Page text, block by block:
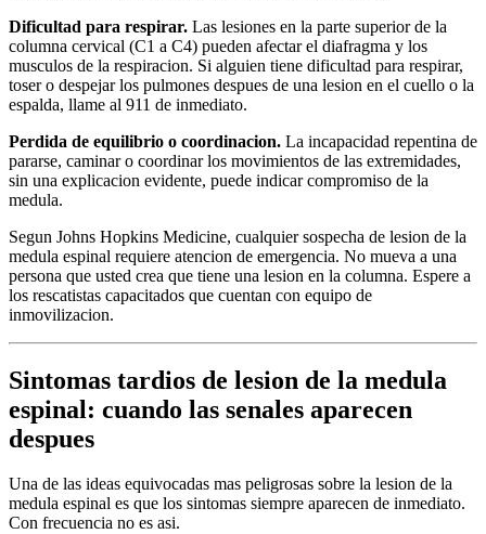
Dificultad para respirar. Las lesiones en la parte superior de la
columna cervical (C1 a C4) pueden afectar el diafragma y los
musculos de la respiracion. Si alguien tiene dificultad para respirar,
toser o despejar los pulmones despues de una lesion en el cuello o la
espalda, llame al 911 de inmediato.
Perdida de equilibrio o coordinacion. La incapacidad repentina de
pararse, caminar o coordinar los movimientos de las extremidades,
sin una explicacion evidente, puede indicar compromiso de la
medula.
Segun Johns Hopkins Medicine, cualquier sospecha de lesion de la
medula espinal requiere atencion de emergencia. No mueva a una
persona que usted crea que tiene una lesion en la columna. Espere a
los rescatistas capacitados que cuentan con equipo de
inmovilizacion.
Sintomas tardios de lesion de la medula
espinal: cuando las senales aparecen
despues
Una de las ideas equivocadas mas peligrosas sobre la lesion de la
medula espinal es que los sintomas siempre aparecen de inmediato.
Con frecuencia no es asi.